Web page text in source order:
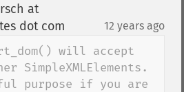
at
dot com
12 years ago
will accept
SimpleXMLElements.
purpose if you are